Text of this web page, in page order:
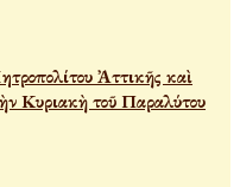
Ἀττικῆς καὶ
Κυριακὴ τοῦ Παραλύτου